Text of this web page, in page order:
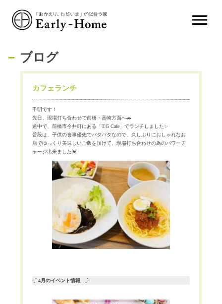
ブログ
カフェランチ
千明です！
先日、現場打ち合わせで前橋・高崎方面へ🚗
途中で、前橋市今井町にある「T.G Cafe」でランチしました✨
普段は、子供の食事優先でバタバタなので、久しぶりにおしゃれなお
店でゆっくり美味しいご飯を頂けて、現場打ち合わせの為のパワーチ
ャージ出来ました💓
-ˏˋ 4月のイベント情報 ˎˊ-